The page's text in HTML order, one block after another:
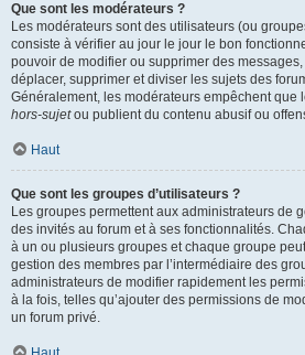
Que sont les modérateurs ?
Les modérateurs sont des utilisateurs (ou
consiste à vérifier au jour le jour le bon
pouvoir de modifier ou supprimer des
déplacer, supprimer et diviser les sujets des
Généralement, les modérateurs empêchent que
hors-sujetou publient du contenu abusif ou
Haut
Que sont les groupes d’utilisateurs ?
Les groupes permettent aux administrateurs de
des invités au forum et à ses fonctionnalités.
à un ou plusieurs groupes et chaque groupe
gestion des membres par l’intermédiaire des
administrateurs de modifier rapidement les
à la fois, telles qu’ajouter des permissions de
un forum privé.